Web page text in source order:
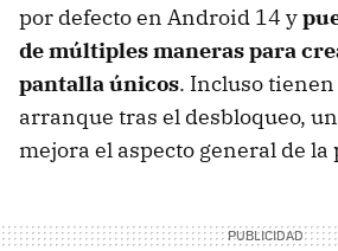
por defecto en Android 14 y
de múltiples maneras para
pantalla únicos. Incluso
arranque tras el desbloqueo,
mejora el aspecto general de